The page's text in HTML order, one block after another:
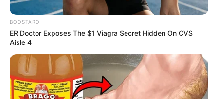
BOOSTARO
ER Doctor Exposes The $1 Viagra Secret Hidden On CVS
Aisle 4